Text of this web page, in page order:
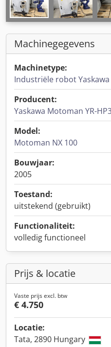
Machinegegevens
Machinetype:
Industriële robot
Producent:
Yaskawa Motoman YR-
Model:
Motoman NX 100
Bouwjaar:
2005
Toestand:
uitstekend (gebruikt)
Functionaliteit:
volledig functioneel
Prijs & locatie
Vaste prijs excl. btw
€ 4.750
Locatie:
Tata, 2890 Hungary